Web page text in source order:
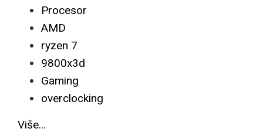
Procesor
AMD
ryzen 7
9800x3d
Gaming
overclocking
Više...